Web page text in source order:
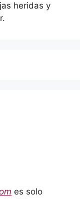
heridas y
es solo